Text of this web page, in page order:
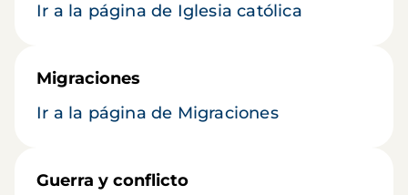
Ir a la página de Iglesia católica
Migraciones
Ir a la página de Migraciones
Guerra y conflicto